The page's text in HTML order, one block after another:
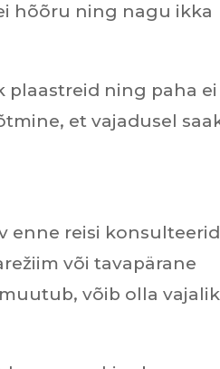
hõõru ning nagu ikka
plaastreid ning paha ei
et vajadusel
enne reisi
või tavapärane
võib olla